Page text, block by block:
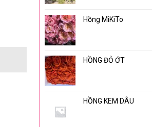
Hồng MiKiTo
HỒNG ĐỎ ỚT
HỒNG KEM DÂU